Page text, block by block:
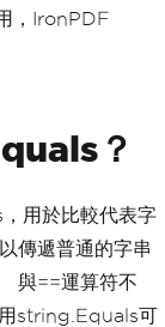
，IronPDF
？
用於比較代表字
傳遞普通的字串
與==運算符不
string.Equals可